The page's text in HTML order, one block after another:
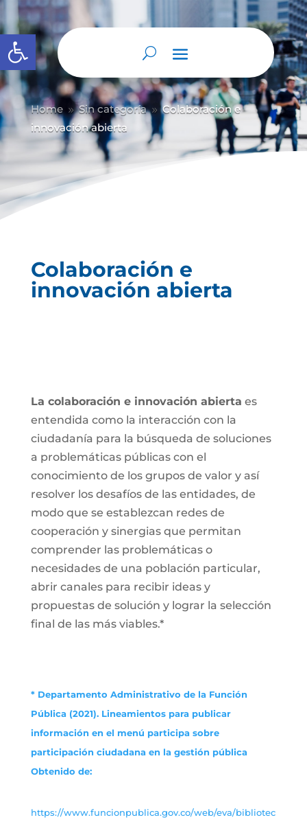
Abrir barra de herramientas
Home 9 Sin categoría 9 Colaboración e
innovación abierta
Colaboración e
innovación abierta
La colaboración e innovación abierta es
entendida como la interacción con la
ciudadanía para la búsqueda de soluciones
a problemáticas públicas con el
conocimiento de los grupos de valor y así
resolver los desafíos de las entidades, de
modo que se establezcan redes de
cooperación y sinergias que permitan
comprender las problemáticas o
necesidades de una población particular,
abrir canales para recibir ideas y
propuestas de solución y lograr la selección
final de las más viables.*
* Departamento Administrativo de la Función
Pública (2021). Lineamientos para publicar
información en el menú participa sobre
participación ciudadana en la gestión pública
Obtenido de:
https://www.funcionpublica.gov.co/web/eva/bibliotec